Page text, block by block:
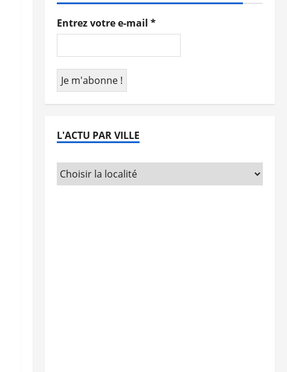
Entrez votre e-mail *
L'ACTU PAR VILLE